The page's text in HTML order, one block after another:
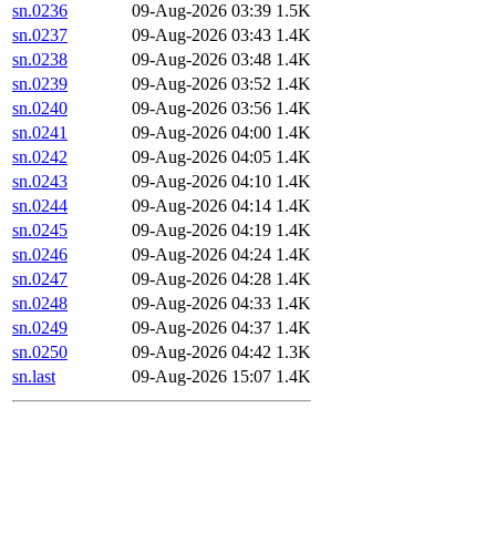
sn.0236
09-Aug-2026 03:39 1.5K
sn.0237
09-Aug-2026 03:43 1.4K
sn.0238
09-Aug-2026 03:48 1.4K
sn.0239
09-Aug-2026 03:52 1.4K
sn.0240
09-Aug-2026 03:56 1.4K
sn.0241
09-Aug-2026 04:00 1.4K
sn.0242
09-Aug-2026 04:05 1.4K
sn.0243
09-Aug-2026 04:10 1.4K
sn.0244
09-Aug-2026 04:14 1.4K
sn.0245
09-Aug-2026 04:19 1.4K
sn.0246
09-Aug-2026 04:24 1.4K
sn.0247
09-Aug-2026 04:28 1.4K
sn.0248
09-Aug-2026 04:33 1.4K
sn.0249
09-Aug-2026 04:37 1.4K
sn.0250
09-Aug-2026 04:42 1.3K
sn.last
09-Aug-2026 15:07 1.4K